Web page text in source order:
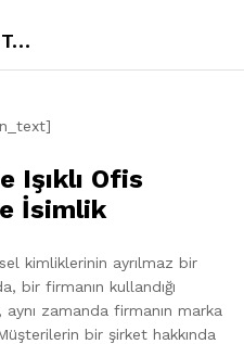
Firuzköy Işıklı Ofis Tabelası
Işıklı Ofis
İsimlik
kimliklerinin ayrılmaz bir
bir firmanın kullandığı
zamanda firmanın marka
bir şirket hakkında